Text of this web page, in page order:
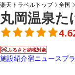
楽天トラベルトップ 全国
丸岡温泉
ふるさと納税対象
施設紹介宿ニュースプ